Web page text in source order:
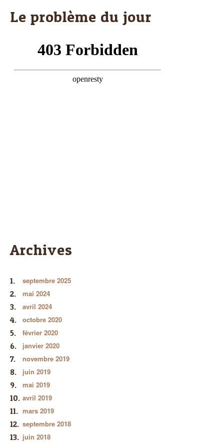
Le problème du jour
Archives
septembre 2025
mai 2024
avril 2024
octobre 2020
février 2020
janvier 2020
novembre 2019
juin 2019
mai 2019
avril 2019
mars 2019
septembre 2018
juin 2018